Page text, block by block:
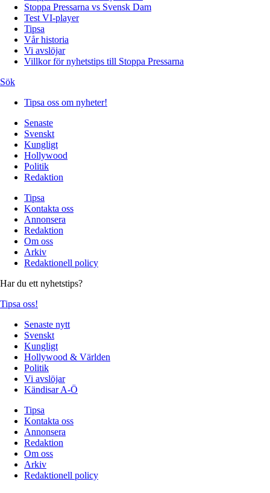
Stoppa Pressarna vs Svensk Dam
Test VI-player
Tipsa
Vår historia
Vi avslöjar
Villkor för nyhetstips till Stoppa Pressarna
Sök
Tipsa oss om nyheter!
Senaste
Svenskt
Kungligt
Hollywood
Politik
Redaktion
Tipsa
Kontakta oss
Annonsera
Redaktion
Om oss
Arkiv
Redaktionell policy
Har du ett nyhetstips?
Tipsa oss!
Senaste nytt
Svenskt
Kungligt
Hollywood & Världen
Politik
Vi avslöjar
Kändisar A-Ö
Tipsa
Kontakta oss
Annonsera
Redaktion
Om oss
Arkiv
Redaktionell policy